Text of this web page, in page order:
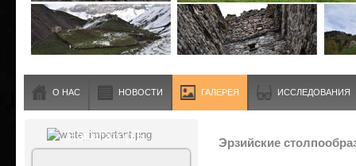
О НАС НОВОСТИ ГАЛЕРЕЯ ИССЛЕДОВАНИЯ
НавигаторЪ Эрзийские